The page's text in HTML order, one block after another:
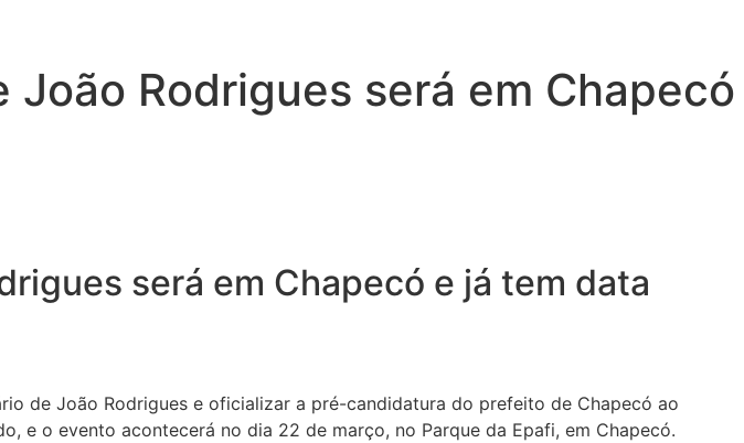
Rodrigues será em Chapecó
será em Chapecó e já tem data
de João Rodrigues e oficializar a pré-candidatura do prefeito de Chapecó ao
e o evento acontecerá no dia 22 de março, no Parque da Epafi, em Chapecó.